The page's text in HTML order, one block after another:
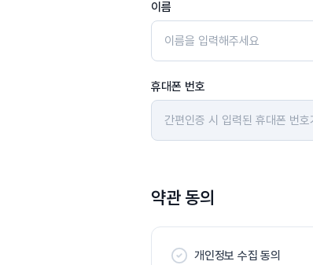
이름
휴대폰 번호
약관 동의
개인정보 수집 동의